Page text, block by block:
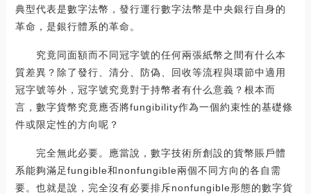
典型代表是數字法幣，發行運行數字法幣是中央銀行自身的
革命，是銀行體系的革命。
究竟同面額而不同冠字號的任何兩張紙幣之間有什么本
質差異？除了發行、清分、防偽、回收等流程與環節中適用
冠字號等外，冠字號究竟對于持幣者有什么意義？根本而
言，數字貨幣究竟應否將fungibility作為一個約束性的基礎條
件或限定性的方向呢？
完全無此必要。應當說，數字技術所創設的貨幣賬戶體
系能夠滿足fungible和nonfungible兩個不同方向的各自需
要。也就是說，完全沒有必要排斥nonfungible形態的數字貨